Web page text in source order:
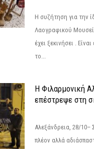
Η συζήτηση για την
Λαογραφικού
έχει ξεκινήσει .
το...
Η Φιλαρμονική
επέστρεψε στη
Αλεξάνδρεια, 28/
πλέον αλλά